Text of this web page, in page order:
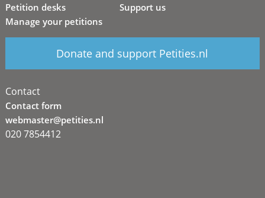
Petition desks
Manage your petitions
Support us
Donate and support Petities.nl
Contact
Contact form
webmaster@petities.nl
020 7854412